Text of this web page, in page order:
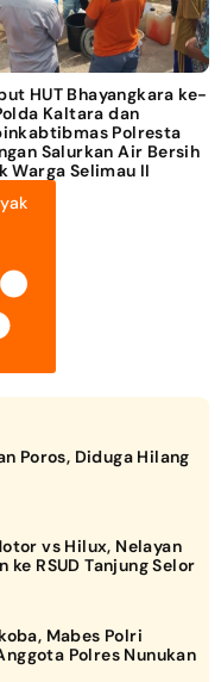
HUT Bhayangkara ke-
Kaltara dan
Polresta
Salurkan Air Bersih
Warga Selimau II
Poros, Diduga Hilang
vs Hilux, Nelayan
ke RSUD Tanjung Selor
Mabes Polri
Polres Nunukan